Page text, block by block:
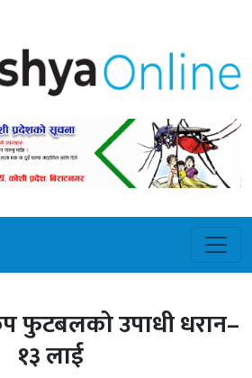
फुटबलको उपाधी धरान–
१३ लाई